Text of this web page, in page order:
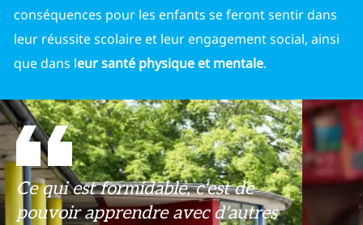
conséquences pour les enfants se feront sentir dans
leur réussite scolaire et leur engagement social, ainsi
que dans leur santé physique et mentale.
Ce qui est formidable, c'est de
pouvoir apprendre avec d'autres